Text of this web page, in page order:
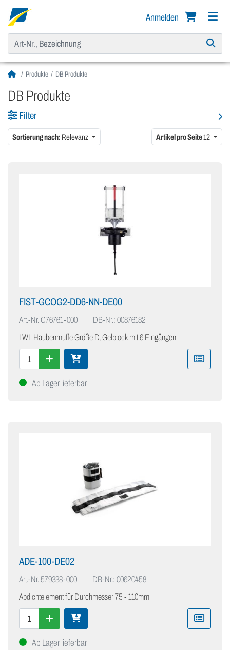
Anmelden
Produkte DB Produkte
DB Produkte
Filter
Sortierung nach: Relevanz Artikel pro Seite12
FIST-GCOG2-DD6-NN-DE00
Art.-Nr.C76761-000
DB-Nr.: 00876182
LWL Haubenmuffe Größe D, Gelblock mit 6 Eingängen
Ab Lager lieferbar
ADE-100-DE02
Art.-Nr. 579338-000
DB-Nr.: 00620458
Abdichtelement für Durchmesser 75 - 110mm
Ab Lager lieferbar